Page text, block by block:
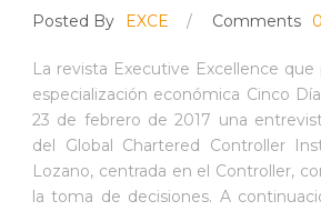
Posted By EXCE / Comments 0
La revista Executive Excellence que
especialización económica Cinco
23 de febrero de 2017 una
del Global Chartered Controller
Lozano, centrada en el Controller,
la toma de decisiones. A